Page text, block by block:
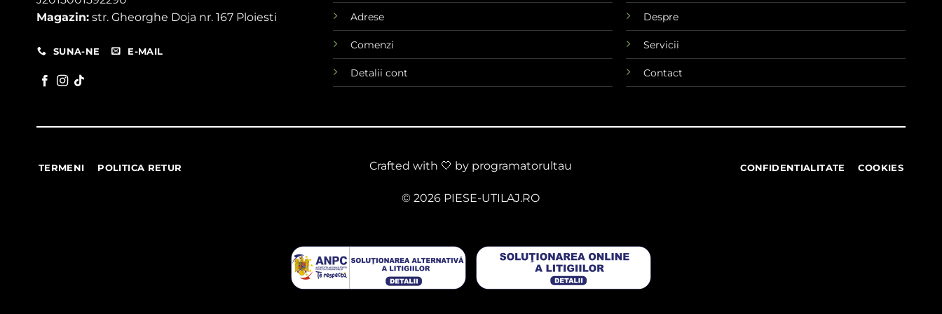
Magazin: str. Gheorghe Doja nr. 167 Ploiesti
SUNA-NE E-MAIL
Adrese
Comenzi
Detalii cont
Despre
Servicii
Contact
TERMENI POLITICA RETUR Crafted with 🤍 by programatorultau
© 2026 PIESE-UTILAJ.RO
CONFIDENTIALITATE COOKIES